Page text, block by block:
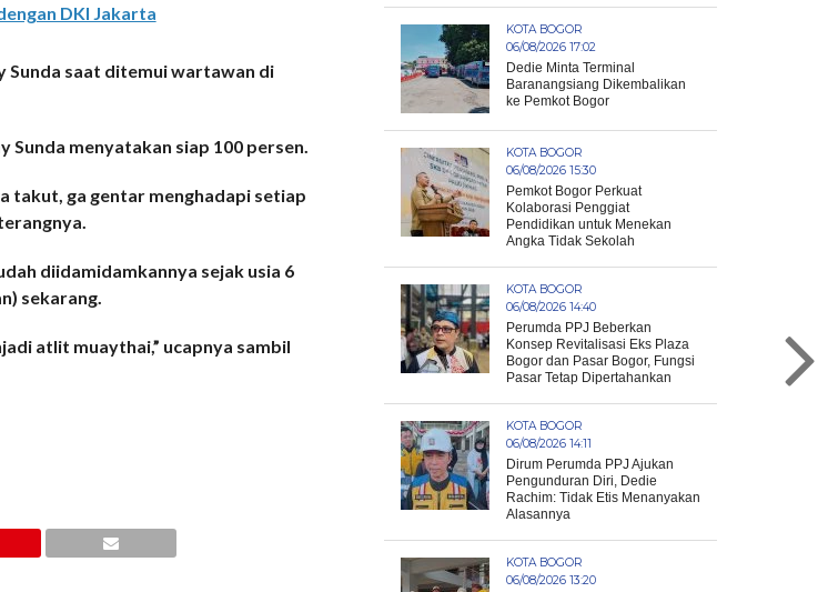
DKI Jakarta
Sunda saat ditemui wartawan di
menyatakan siap 100 persen.
takut, ga gentar menghadapi setiap
diidamidamkannya sejak usia 6
sekarang.
atlit muaythai,” ucapnya sambil
KOTA BOGOR
06/08/2026 17:02
Dedie Minta Terminal
Baranangsiang Dikembalikan
ke Pemkot Bogor
KOTA BOGOR
06/08/2026 15:30
Pemkot Bogor Perkuat
Kolaborasi Penggiat
Pendidikan untuk Menekan
Angka Tidak Sekolah
KOTA BOGOR
06/08/2026 14:40
Perumda PPJ Beberkan
Konsep Revitalisasi Eks Plaza
Bogor dan Pasar Bogor, Fungsi
Pasar Tetap Dipertahankan
KOTA BOGOR
06/08/2026 14:11
Dirum Perumda PPJ Ajukan
Pengunduran Diri, Dedie
Rachim: Tidak Etis Menanyakan
Alasannya
KOTA BOGOR
06/08/2026 13:20